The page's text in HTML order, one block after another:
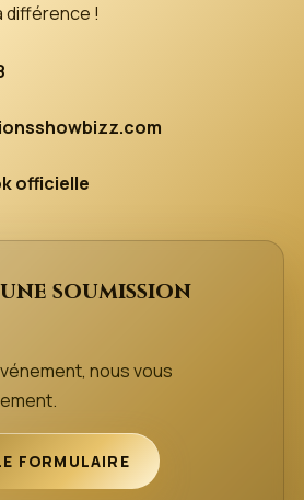
différence !
officielle
soumission
nous vous
FORMULAIRE